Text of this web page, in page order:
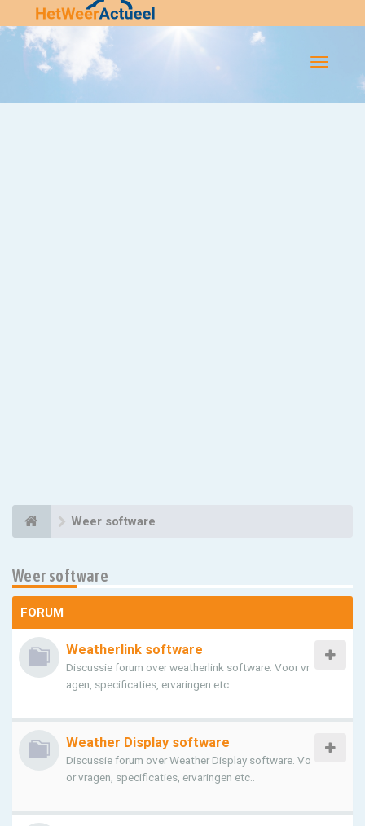
Flip-
Weer software
Weer software
FORUM
Weatherlink software
Discussie forum over weatherlink software. Voor vr
agen, specificaties, ervaringen etc..
Weather Display software
Discussie forum over Weather Display software. Vo
or vragen, specificaties, ervaringen etc..